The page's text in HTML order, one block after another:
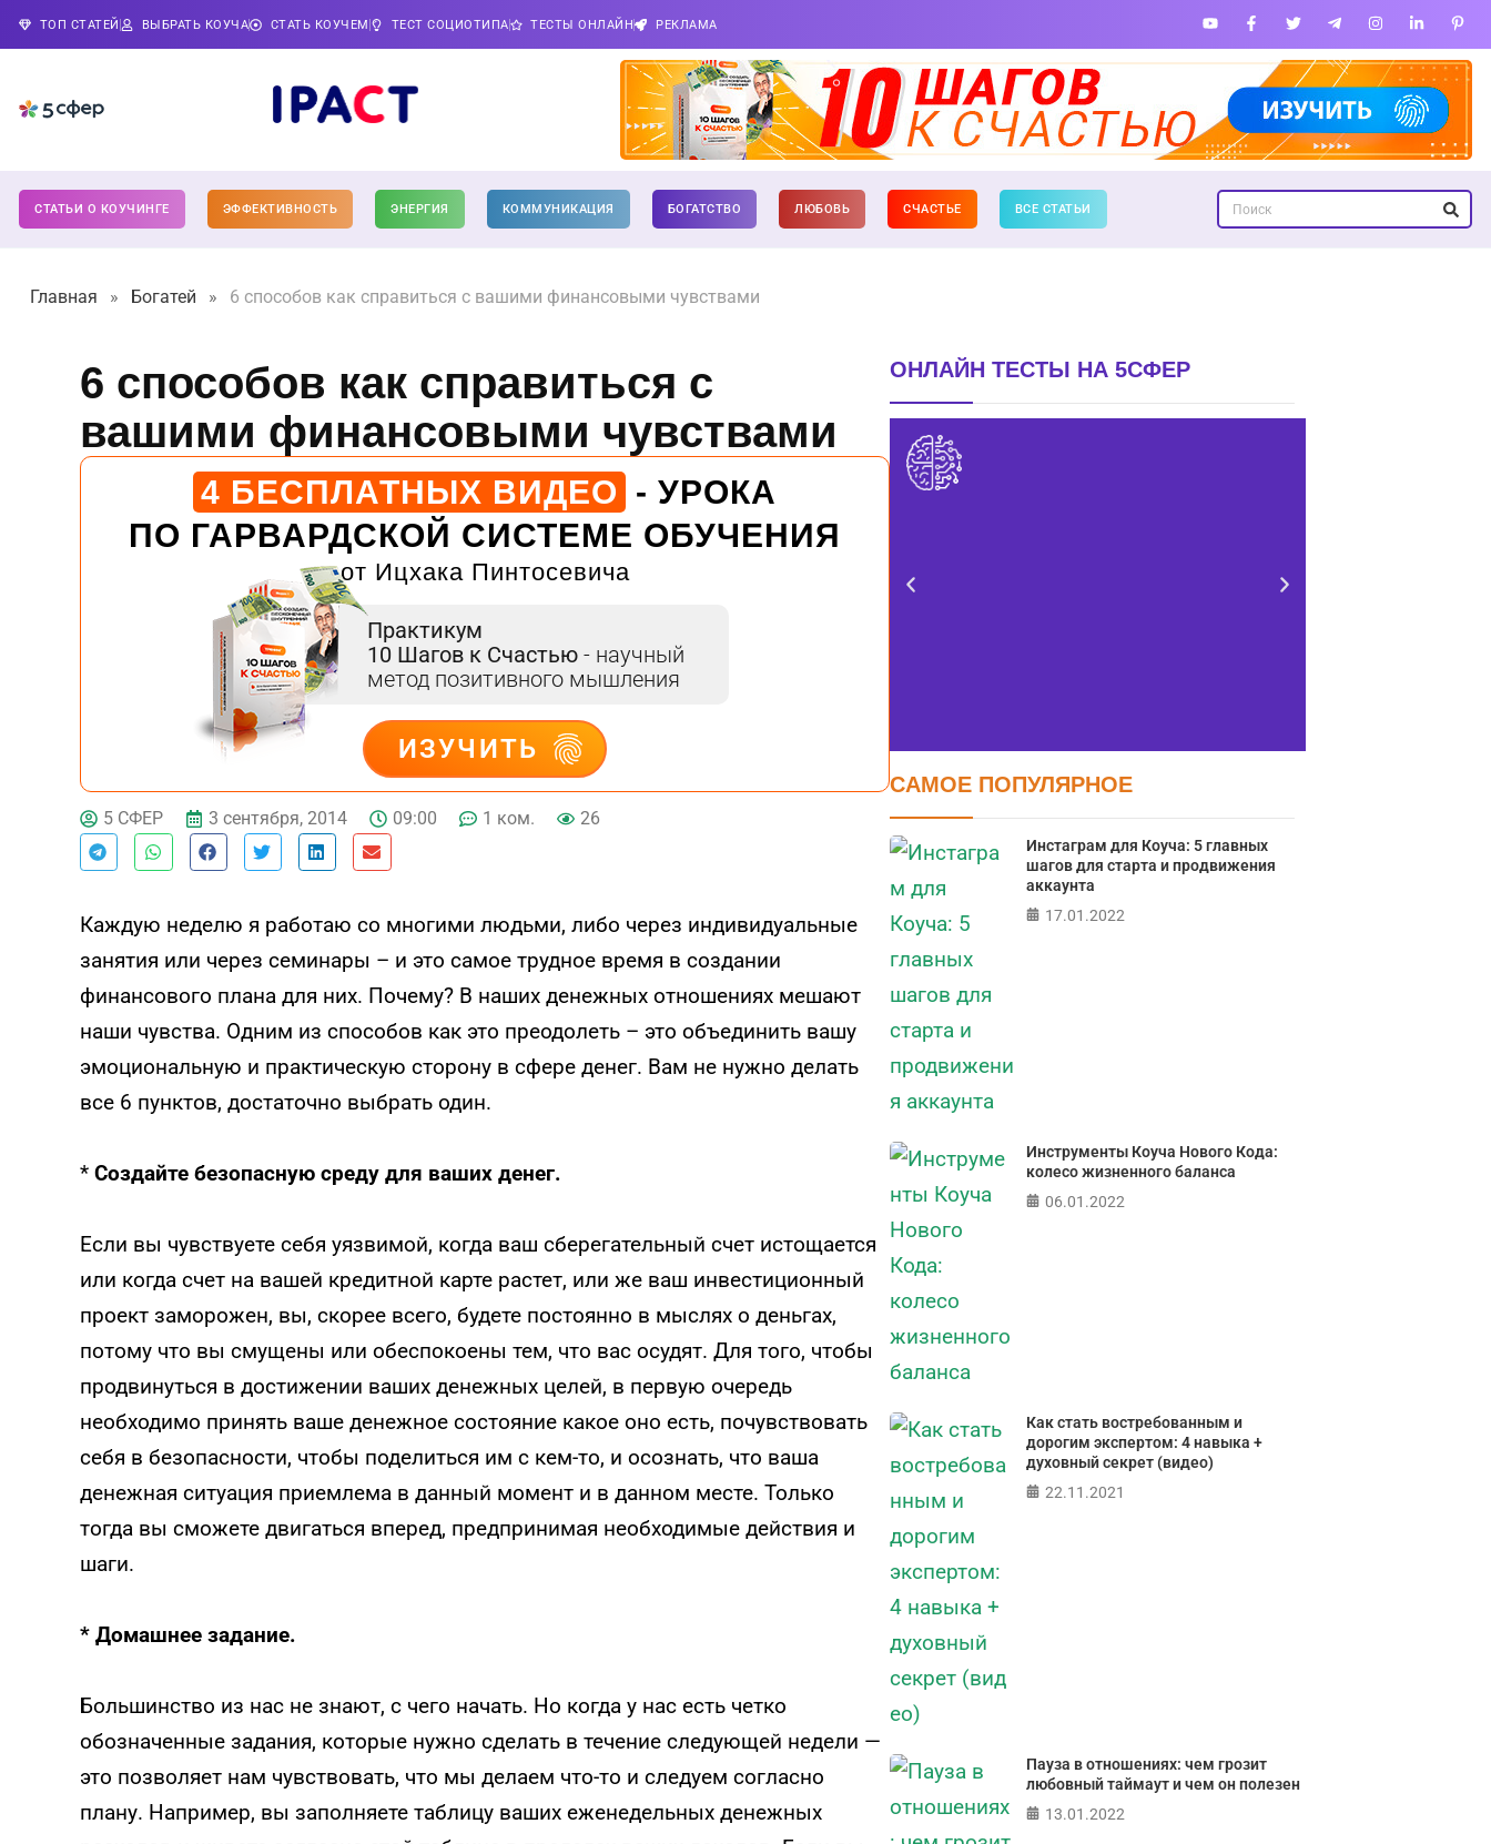
ТОП СТАТЕЙ ВЫБРАТЬ КОУЧА СТАТЬ КОУЧЕМ ТЕСТ СОЦИОТИПА ТЕСТЫ ОНЛАЙН РЕКЛАМА
СТАТЬИ О КОУЧИНГЕ ЭФФЕКТИВНОСТЬ ЭНЕРГИЯ КОММУНИКАЦИЯ БОГАТСТВО ЛЮБОВЬ СЧАСТЬЕ ВСЕ СТАТЬИ
Главная » Богатей » 6 способов как справиться с вашими финансовыми чувствами
6 способов как справиться с
вашими финансовыми чувствами
4 БЕСПЛАТНЫХ ВИДЕО - УРОКА
ПО ГАРВАРДСКОЙ СИСТЕМЕ ОБУЧЕНИЯ
от Ицхака Пинтосевича
Практикум
10 Шагов к Счастью - научный
метод позитивного мышления
ИЗУЧИТЬ
ДЕЙСТВУЙ
5 СФЕР 3 сентября, 2014 09:00 1 ком. 26
Каждую неделю я работаю со многими людьми, либо через индивидуальные
занятия или через семинары – и это самое трудное время в создании
финансового плана для них. Почему? В наших денежных отношениях мешают
наши чувства. Одним из способов как это преодолеть – это объединить вашу
эмоциональную и практическую сторону в сфере денег. Вам не нужно делать
все 6 пунктов, достаточно выбрать один.
* Создайте безопасную среду для ваших денег.
Если вы чувствуете себя уязвимой, когда ваш сберегательный счет истощается
или когда счет на вашей кредитной карте растет, или же ваш инвестиционный
проект заморожен, вы, скорее всего, будете постоянно в мыслях о деньгах,
потому что вы смущены или обеспокоены тем, что вас осудят. Для того, чтобы
продвинуться в достижении ваших денежных целей, в первую очередь
необходимо принять ваше денежное состояние какое оно есть, почувствовать
себя в безопасности, чтобы поделиться им с кем-то, и осознать, что ваша
денежная ситуация приемлема в данный момент и в данном месте. Только
тогда вы сможете двигаться вперед, предпринимая необходимые действия и
шаги.
* Домашнее задание.
Большинство из нас не знают, с чего начать. Но когда у нас есть четко
обозначенные задания, которые нужно сделать в течение следующей недели —
это позволяет нам чувствовать, что мы делаем что-то и следуем согласно
плану. Например, вы заполняете таблицу ваших еженедельных денежных
ОНЛАЙН ТЕСТЫ НА 5СФЕР
Тест FERMI
FERMI - современная методика
оценки уровня счастья в 5 главных
сферах
САМОЕ ПОПУЛЯРНОЕ
Инстаграм для Коуча: 5 главных
шагов для старта и продвижения
аккаунта
17.01.2022
Инструменты Коуча Нового Кода:
колесо жизненного баланса
06.01.2022
Как стать востребованным и
дорогим экспертом: 4 навыка +
духовный секрет (видео)
22.11.2021
Пауза в отношениях: чем грозит
любовный таймаут и чем он полезен
13.01.2022